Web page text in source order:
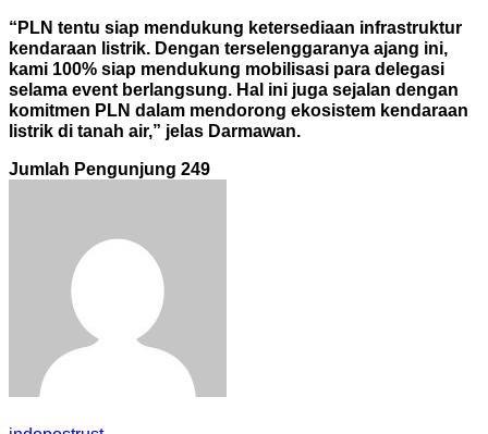
“PLN tentu siap mendukung ketersediaan infrastruktur
kendaraan listrik. Dengan terselenggaranya ajang ini,
kami 100% siap mendukung mobilisasi para delegasi
selama event berlangsung. Hal ini juga sejalan dengan
komitmen PLN dalam mendorong ekosistem kendaraan
listrik di tanah air,” jelas Darmawan.
Jumlah Pengunjung 249